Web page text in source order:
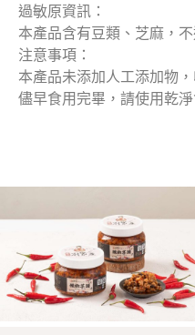
過敏原資訊：
本產品含有豆類、芝麻，
注意事項：
本產品未添加人工添加物
儘早食用完畢，請使用乾淨